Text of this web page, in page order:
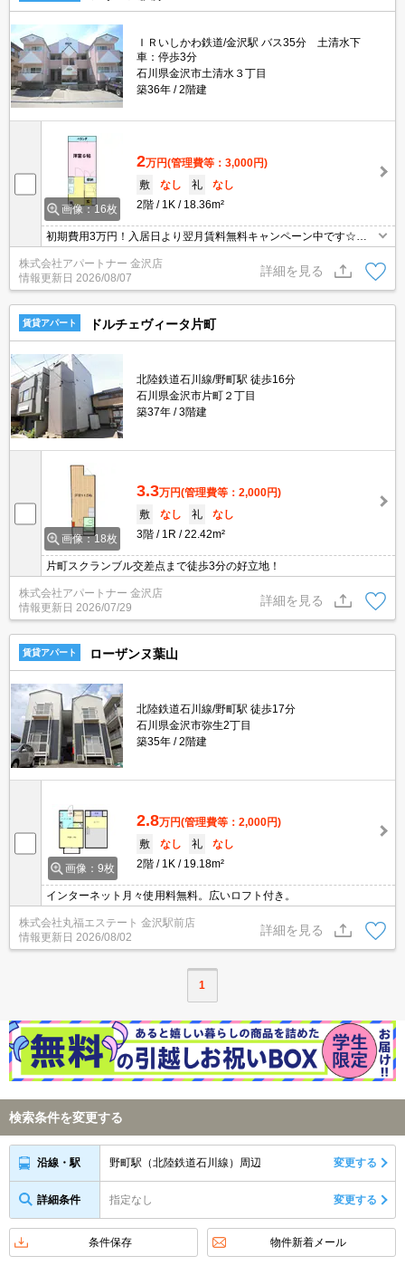
ＩＲいしかわ鉄道/金沢駅 バス35分 土清水下
車：停歩3分
石川県金沢市土清水３丁目
築36年
2階建
画像：16枚
2万円(管理費等：3,000円)
敷
なし 礼
なし
2階
1K 18.36m²
初期費用3万円！入居日より翌月賃料無料キャンペーン中です☆家
電（冷蔵庫、洗濯機、電子レンジ）付です。
株式会社アパートナー 金沢店
情報更新日 2026/08/07
詳細を見る
賃貸アパート ドルチェヴィータ片町
北陸鉄道石川線/野町駅 徒歩16分
石川県金沢市片町２丁目
築37年
3階建
画像：18枚
3.3万円(管理費等：2,000円)
敷
なし 礼
なし
3階
1R 22.42m²
片町スクランブル交差点まで徒歩3分の好立地！
株式会社アパートナー 金沢店
情報更新日 2026/07/29
詳細を見る
賃貸アパート ローザンヌ葉山
北陸鉄道石川線/野町駅 徒歩17分
石川県金沢市弥生2丁目
築35年
2階建
画像：9枚
2.8万円(管理費等：2,000円)
敷
なし 礼
なし
2階
1K 19.18m²
インターネット月々使用料無料。広いロフト付き。
株式会社丸福エステート 金沢駅前店
情報更新日 2026/08/02
詳細を見る
1
検索条件を変更する
沿線・駅 野町駅（北陸鉄道石川線）周辺 変更する
詳細条件 指定なし 変更する
条件保存 物件新着メール